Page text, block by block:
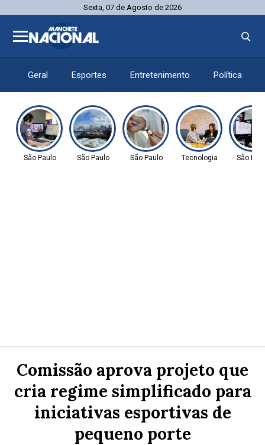
Sexta, 07 de Agosto de 2026
Geral Esportes Entretenimento Política
São Paulo São Paulo São Paulo Tecnologia São
Comissão aprova projeto que
cria regime simplificado para
iniciativas esportivas de
pequeno porte